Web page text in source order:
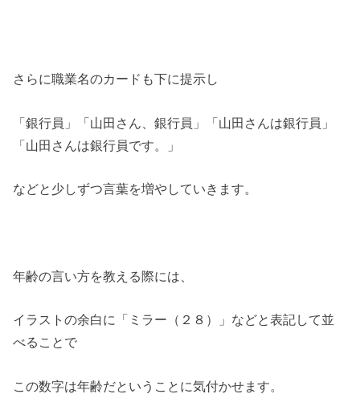
さらに職業名のカードも下に提示し
「銀行員」「山田さん、銀行員」「山田さんは銀行員」
「山田さんは銀行員です。」
などと少しずつ言葉を増やしていきます。
年齢の言い方を教える際には、
イラストの余白に「ミラー（２８）」などと表記して並
べることで
この数字は年齢だということに気付かせます。